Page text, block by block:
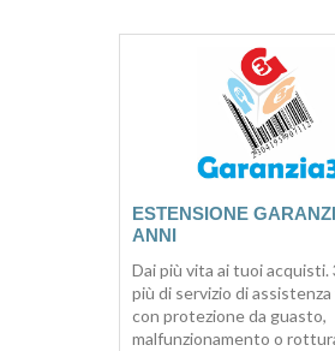
ESTENSIONE
ANNI
Dai più vita ai tuoi acquisti.
più di servizio di
con protezione da guasto,
malfunzionamento o